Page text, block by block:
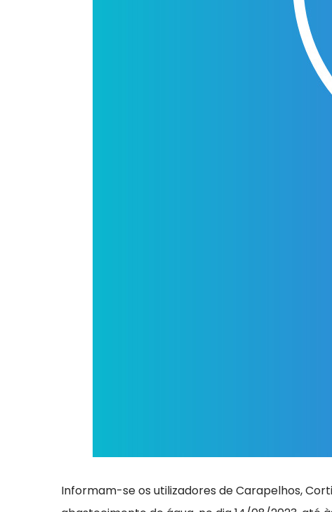
Informam-se os utilizadores de Carapelhos,